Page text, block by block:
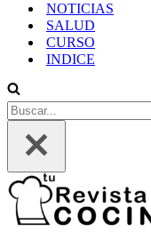
NOTICIAS
SALUD
CURSO
INDICE
Buscar...